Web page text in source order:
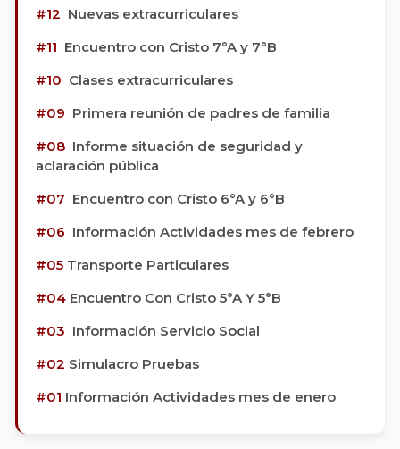
#12 Nuevas extracurriculares
#11 Encuentro con Cristo 7°A y 7°B
#10 Clases extracurriculares
#09 Primera reunión de padres de familia
#08 Informe situación de seguridad y
aclaración pública
#07 Encuentro con Cristo 6°A y 6°B
#06 Información Actividades mes de febrero
#05 Transporte Particulares
#04 Encuentro Con Cristo 5°A Y 5°B
#03 Información Servicio Social
#02 Simulacro Pruebas
#01 Información Actividades mes de enero